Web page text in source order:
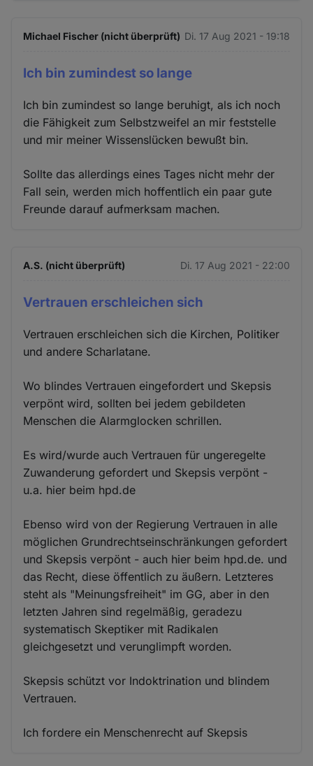
Michael Fischer (nicht überprüft) Di. 17 Aug 2021 - 19:18
Ich bin zumindest so lange
Ich bin zumindest so lange beruhigt, als ich noch
die Fähigkeit zum Selbstzweifel an mir feststelle
und mir meiner Wissenslücken bewußt bin.
Sollte das allerdings eines Tages nicht mehr der
Fall sein, werden mich hoffentlich ein paar gute
Freunde darauf aufmerksam machen.
A.S. (nicht überprüft) Di. 17 Aug 2021 - 22:00
Vertrauen erschleichen sich
Vertrauen erschleichen sich die Kirchen, Politiker
und andere Scharlatane.
Wo blindes Vertrauen eingefordert und Skepsis
verpönt wird, sollten bei jedem gebildeten
Menschen die Alarmglocken schrillen.
Es wird/wurde auch Vertrauen für ungeregelte
Zuwanderung gefordert und Skepsis verpönt -
u.a. hier beim hpd.de
Ebenso wird von der Regierung Vertrauen in alle
möglichen Grundrechtseinschränkungen gefordert
und Skepsis verpönt - auch hier beim hpd.de. und
das Recht, diese öffentlich zu äußern. Letzteres
steht als "Meinungsfreiheit" im GG, aber in den
letzten Jahren sind regelmäßig, geradezu
systematisch Skeptiker mit Radikalen
gleichgesetzt und verunglimpft worden.
Skepsis schützt vor Indoktrination und blindem
Vertrauen.
Ich fordere ein Menschenrecht auf Skepsis